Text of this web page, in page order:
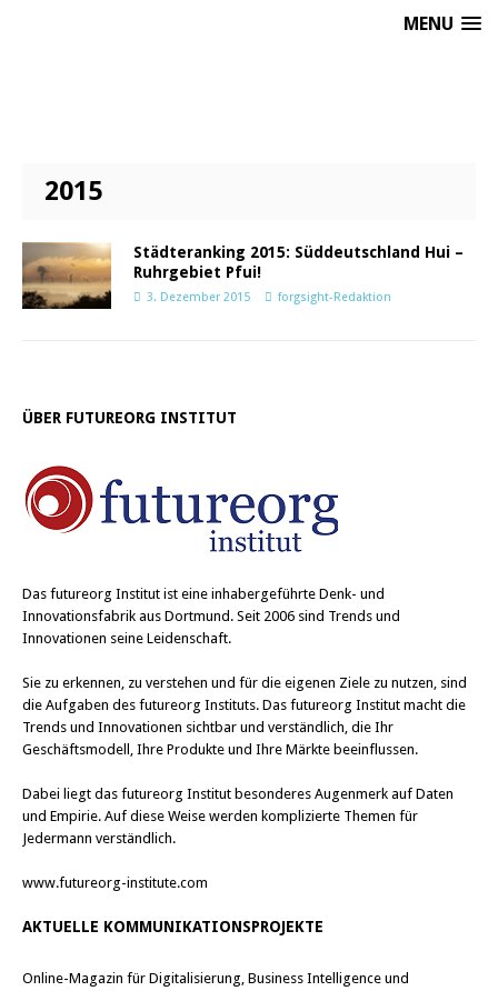
MENU
2015
Städteranking 2015: Süddeutschland Hui –
Ruhrgebiet Pfui!
3. Dezember 2015 forgsight-Redaktion
ÜBER FUTUREORG INSTITUT
Das futureorg Institut ist eine inhabergeführte Denk- und
Innovationsfabrik aus Dortmund. Seit 2006 sind Trends und
Innovationen seine Leidenschaft.
Sie zu erkennen, zu verstehen und für die eigenen Ziele zu nutzen, sind
die Aufgaben des futureorg Instituts. Das futureorg Institut macht die
Trends und Innovationen sichtbar und verständlich, die Ihr
Geschäftsmodell, Ihre Produkte und Ihre Märkte beeinflussen.
Dabei liegt das futureorg Institut besonderes Augenmerk auf Daten
und Empirie. Auf diese Weise werden komplizierte Themen für
Jedermann verständlich.
www.futureorg-institute.com
AKTUELLE KOMMUNIKATIONSPROJEKTE
Online-Magazin für Digitalisierung, Business Intelligence und